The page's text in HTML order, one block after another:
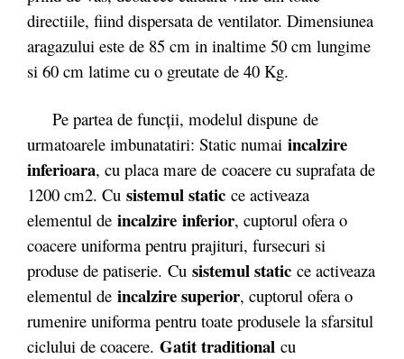
directiile, fiind dispersata de ventilator. Dimensiunea
aragazului este de 85 cm in inaltime 50 cm lungime
si 60 cm latime cu o greutate de 40 Kg.
Pe partea de funcții, modelul dispune de
urmatoarele imbunatatiri: Static numai incalzire
inferioara, cu placa mare de coacere cu suprafata de
1200 cm2. Cu sistemul static ce activeaza
elementul de incalzire inferior, cuptorul ofera o
coacere uniforma pentru prajituri, fursecuri si
produse de patiserie. Cu sistemul static ce activeaza
elementul de incalzire superior, cuptorul ofera o
rumenire uniforma pentru toate produsele la sfarsitul
ciclului de coacere. Gatit traditional cu